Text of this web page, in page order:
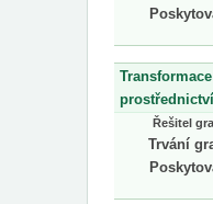
Řešitel
Trvání